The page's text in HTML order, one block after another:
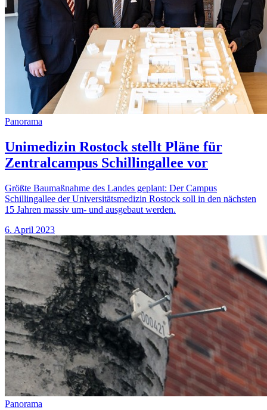
Panorama
Unimedizin Rostock stellt Pläne für
Zentralcampus Schillingallee vor
Größte Baumaßnahme des Landes geplant: Der Campus
Schillingallee der Universitätsmedizin Rostock soll in den nächsten
15 Jahren massiv um- und ausgebaut werden.
6. April 2023
Panorama